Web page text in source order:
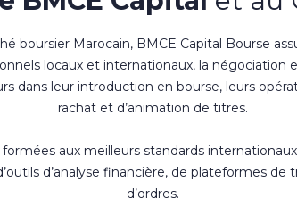
boursier Marocain, BMCE Capital Bourse
locaux et internationaux, la négociation
dans leur introduction en bourse, leurs
rachat et d’animation de titres.
aux meilleurs standards
d’analyse financière, de plateformes
d’ordres.